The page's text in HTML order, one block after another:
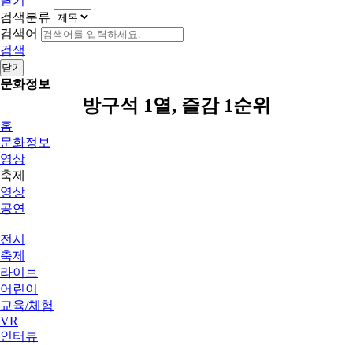
검색분류
검색어
검색
닫기
문화정보
방구석 1열, 즐감 1순위
홈
문화정보
영상
축제
영상
공연
전시
축제
라이브
어린이
교육/체험
VR
인터뷰